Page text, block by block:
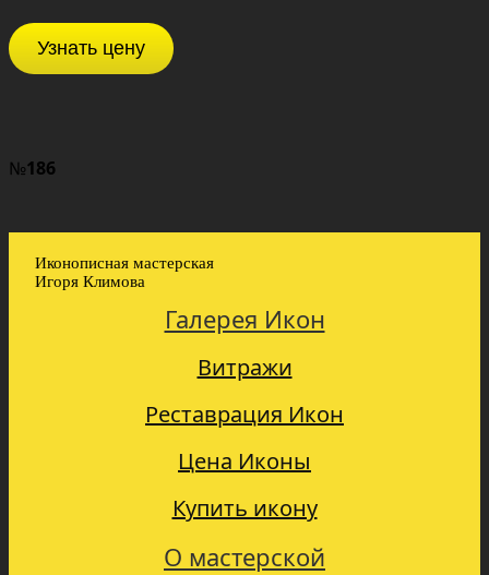
Узнать цену
№186
Иконописная мастерская
Игоря Климова
Галерея Икон
Витражи
Реставрация Икон
Цена Иконы
Купить икону
О мастерской